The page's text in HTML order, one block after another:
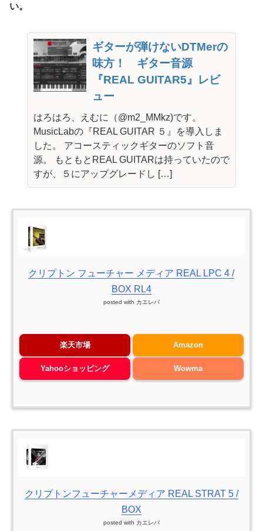
い。
ギターが弾けないDTMerの
味方！ ギター音源
『REAL GUITAR5』レビ
ュー
はろはろ、えむに（@m2_MMkz)です。
MusicLabの『REAL GUITAR ５』を導入しま
した。 アコースティックギターのソフト音
源。 もともとREAL GUITARは持っていたので
すが、５にアップグレードし […]
クリプトン フューチャー メディア REAL LPC 4 /
BOX RL4
posted with カエレバ
楽天市場 Amazon
Yahooショッピング Wowma
クリプトンフューチャーメディア REAL STRAT 5 /
BOX
posted with カエレバ